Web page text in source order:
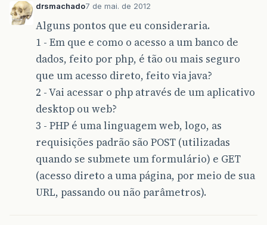
drsmachado7 de mai. de 2012
Alguns pontos que eu consideraria.
1 - Em que e como o acesso a um banco de
dados, feito por php, é tão ou mais seguro
que um acesso direto, feito via java?
2 - Vai acessar o php através de um aplicativo
desktop ou web?
3 - PHP é uma linguagem web, logo, as
requisições padrão são POST (utilizadas
quando se submete um formulário) e GET
(acesso direto a uma página, por meio de sua
URL, passando ou não parâmetros).